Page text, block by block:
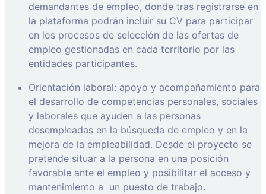
demandantes de empleo, donde tras registrarse en
la plataforma podrán incluir su CV para participar
en los procesos de selección de las ofertas de
empleo gestionadas en cada territorio por las
entidades participantes.
Orientación laboral: apoyo y acompañamiento para
el desarrollo de competencias personales, sociales
y laborales que ayuden a las personas
desempleadas en la búsqueda de empleo y en la
mejora de la empleabilidad. Desde el proyecto se
pretende situar a la persona en una posición
favorable ante el empleo y posibilitar el acceso y
mantenimiento a un puesto de trabajo.